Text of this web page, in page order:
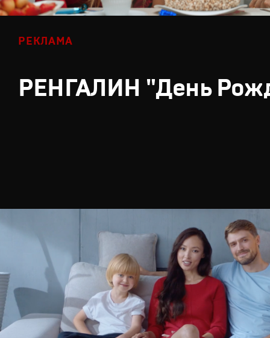
РЕКЛАМА
РЕНГАЛИН "День